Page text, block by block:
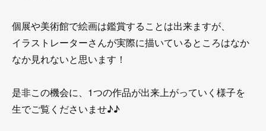
個展や美術館で絵画は鑑賞することは出来ますが、
イラストレーターさんが実際に描いているところはなか
なか見れないと思います！
是非この機会に、1つの作品が出来上がっていく様子を
生でご覧くださいませ♪♪